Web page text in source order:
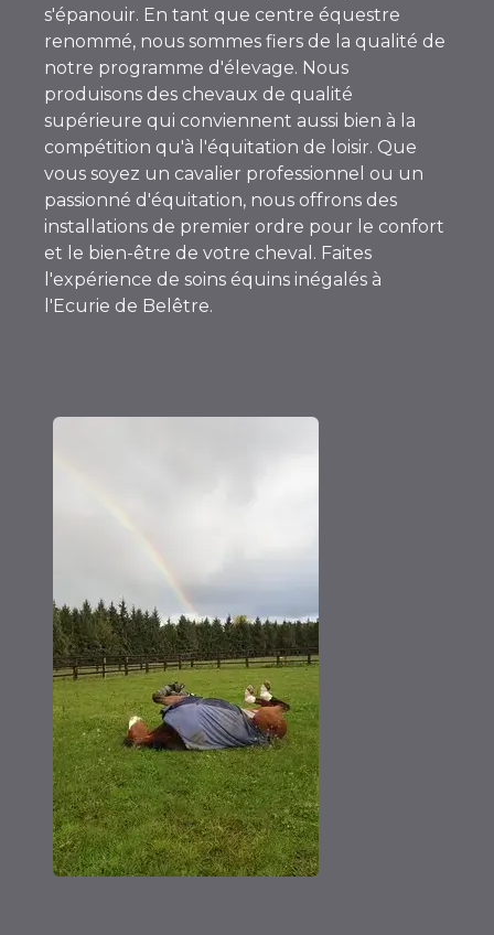
s'épanouir. En tant que centre équestre
renommé, nous sommes fiers de la qualité de
notre programme d'élevage. Nous
produisons des chevaux de qualité
supérieure qui conviennent aussi bien à la
compétition qu'à l'équitation de loisir. Que
vous soyez un cavalier professionnel ou un
passionné d'équitation, nous offrons des
installations de premier ordre pour le confort
et le bien-être de votre cheval. Faites
l'expérience de soins équins inégalés à
l'Ecurie de Belêtre.